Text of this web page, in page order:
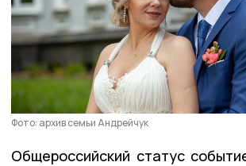
Фото: архив семьи Андрейчук
Общероссийский статус